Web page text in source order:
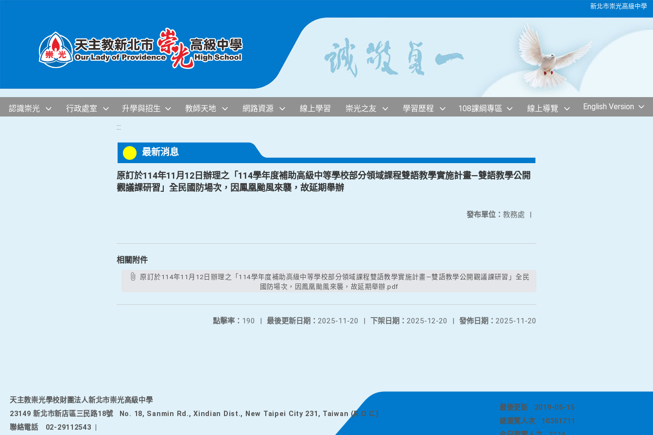
新北市崇光高級中學
認識崇光 行政處室 升學與招生 教師天地 網路資源 線上學習 崇光之友 學習歷程 108課綱專區 線上導覽 English Version
:::
最新消息
原訂於114年11月12日辦理之「114學年度補助高級中等學校部分領域課程雙語教學實施計畫—雙語教學公開
觀議課研習」全民國防場次，因鳳凰颱風來襲，故延期舉辦
發布單位： 教務處 |
相關附件
國防場次，因鳳凰颱風來襲，故延期舉辦.pdf
發佈日期： 2025-11-20
下架日期： 2025-12-20 |
最後更新日期： 2025-11-20 |
點擊率： 190 |
天主教崇光學校財團法人新北市崇光高級中學
23149 新北市新店區三民路18號
No. 18, Sanmin Rd., Xindian Dist., New Taipei City 231, Taiwan (R.O.C.)
聯絡電話
02-29112543
最後更新
2019-05-15
總瀏覽人次
10361711